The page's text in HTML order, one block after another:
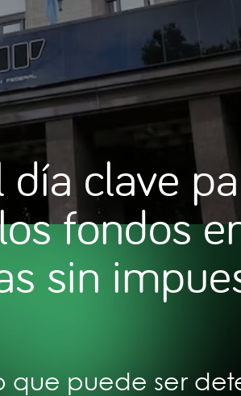
clave
fondos
sin
que puede ser